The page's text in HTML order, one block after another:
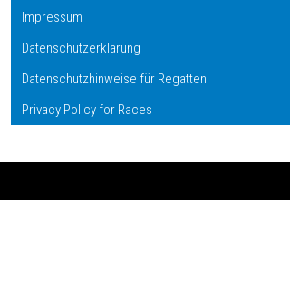
Impressum
Datenschutzerklärung
Datenschutzhinweise für Regatten
Privacy Policy for Races